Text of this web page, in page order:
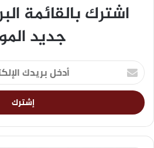
اشترك بالقائمة
جديد